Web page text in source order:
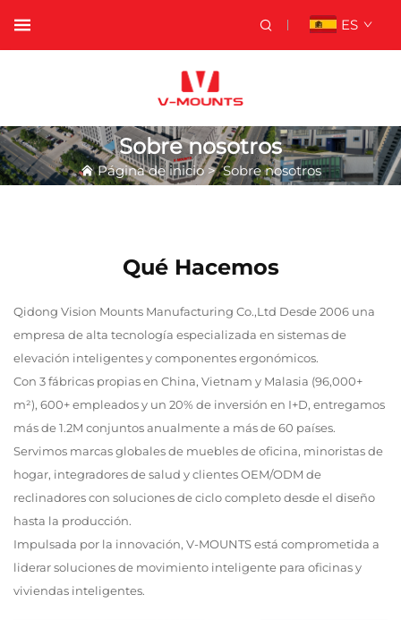
ES
Sobre nosotros
Página de inicio>Sobre nosotros
Qué Hacemos
Qidong Vision Mounts Manufacturing Co.,Ltd Desde 2006 una
empresa de alta tecnología especializada en sistemas de
elevación inteligentes y componentes ergonómicos.
Con 3 fábricas propias en China, Vietnam y Malasia (96,000+
m²), 600+ empleados y un 20% de inversión en I+D, entregamos
más de 1.2M conjuntos anualmente a más de 60 países.
Servimos marcas globales de muebles de oficina, minoristas de
hogar, integradores de salud y clientes OEM/ODM de
reclinadores con soluciones de ciclo completo desde el diseño
hasta la producción.
Impulsada por la innovación, V-MOUNTS está comprometida a
liderar soluciones de movimiento inteligente para oficinas y
viviendas inteligentes.